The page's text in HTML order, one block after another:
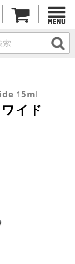
15ml
イド